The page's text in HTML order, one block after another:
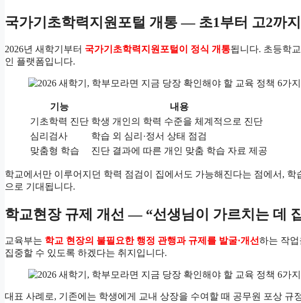
국가기초학력지원포털 개통 — 초1부터 고2까
2026년 새학기부터 국가기초학력지원포털이 정식 개통됩니다. 초등학
인 플랫폼입니다.
기능
내용
기초학력 진단 학생 개인의 학력 수준을 체계적으로 진단
심리검사
학습 외 심리·정서 상태 점검
맞춤형 학습
진단 결과에 따른 개인 맞춤 학습 자료 제공
학교에서만 이루어지던 학력 점검이 집에서도 가능해진다는 점에서,
으로 기대됩니다.
학교현장 규제 개선 — “선생님이 가르치는 데
교육부는 학교 현장의 불필요한 행정 관행과 규제를 발굴·개선하는 작
집중할 수 있도록 하겠다는 취지입니다.
대표 사례로, 기존에는 학생에게 교내 상장을 수여할 때 공무원 포상